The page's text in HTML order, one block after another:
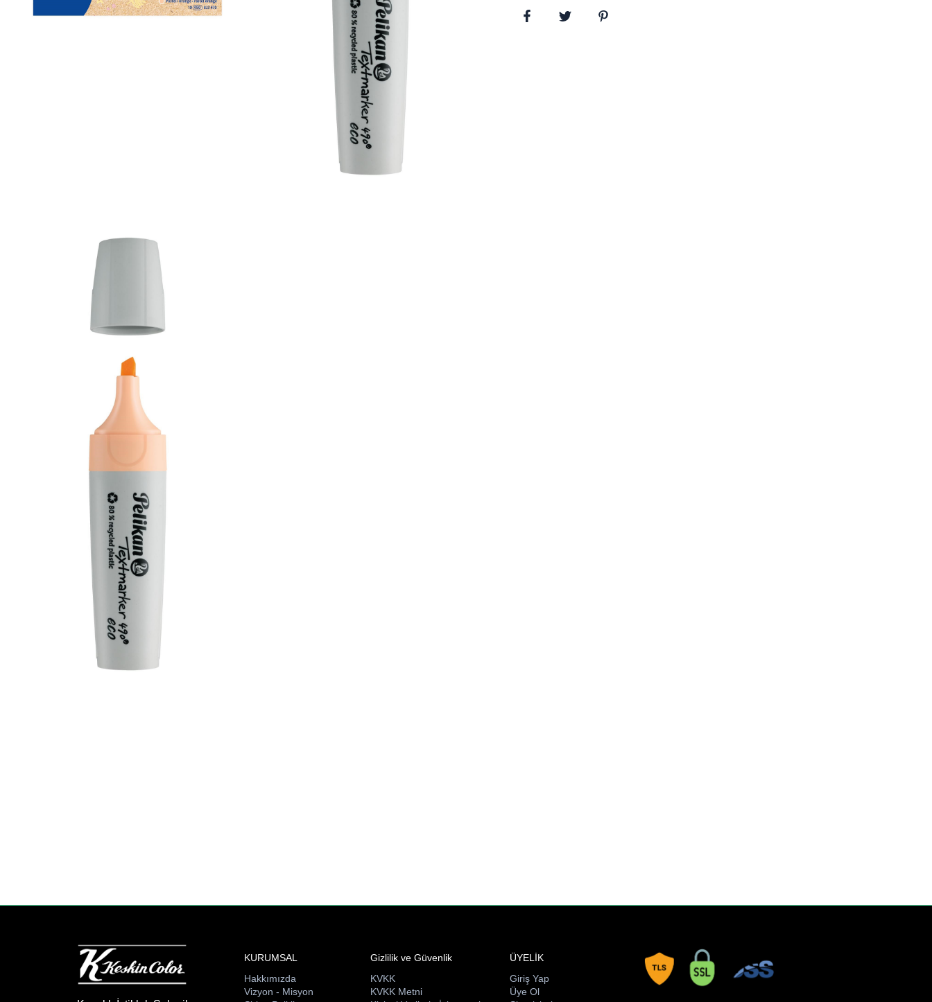
KURUMSAL
Hakkımızda
Vizyon - Misyon
Gizlilik ve Güvenlik
KVKK
KVKK Metni
ÜYELİK
Giriş Yap
Üye Ol